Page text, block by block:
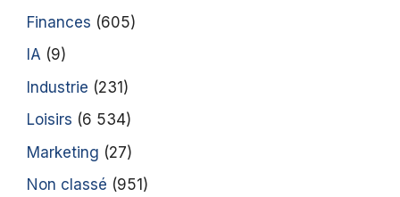
Finances (605)
IA (9)
Industrie (231)
Loisirs (6 534)
Marketing (27)
Non classé (951)